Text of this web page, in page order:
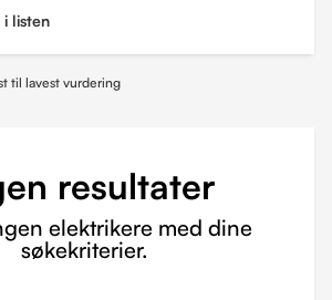
listen
til lavest vurdering
resultater
elektrikere med dine
søkekriterier.